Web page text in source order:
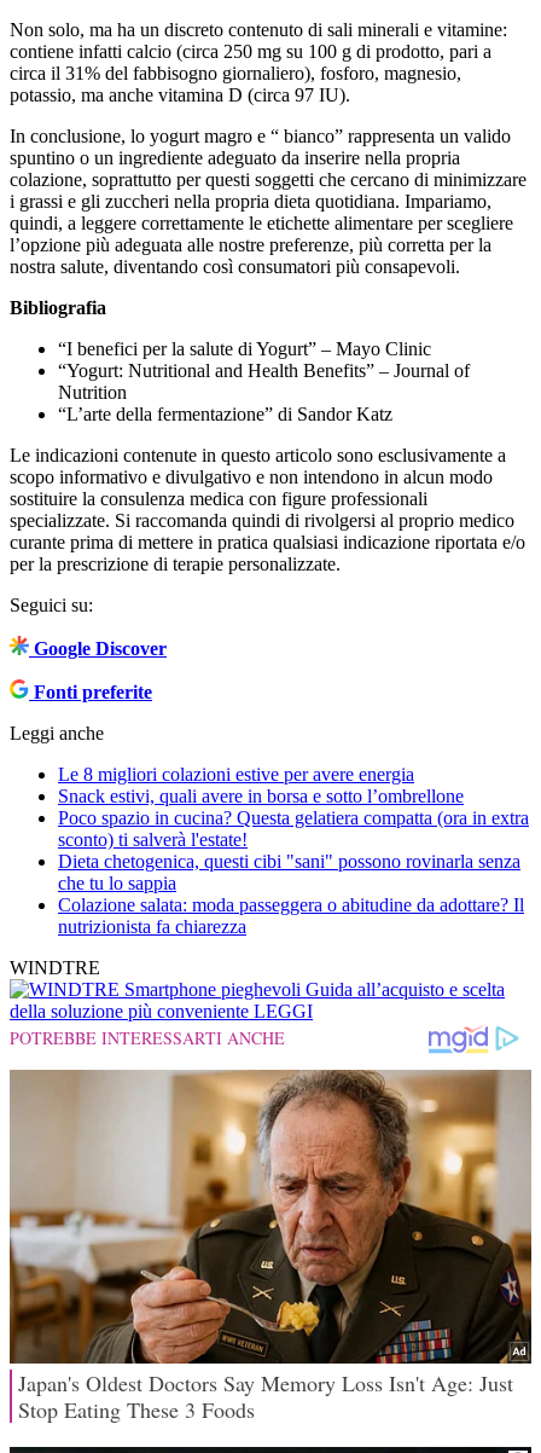
Non solo, ma ha un discreto contenuto di sali minerali e vitamine:
contiene infatti calcio (circa 250 mg su 100 g di prodotto, pari a
circa il 31% del fabbisogno giornaliero), fosforo, magnesio,
potassio, ma anche vitamina D (circa 97 IU).
In conclusione, lo yogurt magro e “ bianco” rappresenta un valido
spuntino o un ingrediente adeguato da inserire nella propria
colazione, soprattutto per questi soggetti che cercano di minimizzare
i grassi e gli zuccheri nella propria dieta quotidiana. Impariamo,
quindi, a leggere correttamente le etichette alimentare per scegliere
l’opzione più adeguata alle nostre preferenze, più corretta per la
nostra salute, diventando così consumatori più consapevoli.
Bibliografia
“I benefici per la salute di Yogurt” – Mayo Clinic
“Yogurt: Nutritional and Health Benefits” – Journal of
Nutrition
“L’arte della fermentazione” di Sandor Katz
Le indicazioni contenute in questo articolo sono esclusivamente a
scopo informativo e divulgativo e non intendono in alcun modo
sostituire la consulenza medica con figure professionali
specializzate. Si raccomanda quindi di rivolgersi al proprio medico
curante prima di mettere in pratica qualsiasi indicazione riportata e/o
per la prescrizione di terapie personalizzate.
Seguici su:
Google Discover
Fonti preferite
Leggi anche
Le 8 migliori colazioni estive per avere energia
Snack estivi, quali avere in borsa e sotto l’ombrellone
Poco spazio in cucina? Questa gelatiera compatta (ora in extra
sconto) ti salverà l'estate!
Dieta chetogenica, questi cibi "sani" possono rovinarla senza
che tu lo sappia
Colazione salata: moda passeggera o abitudine da adottare? Il
nutrizionista fa chiarezza
WINDTRE
Smartphone pieghevoli Guida all’acquisto e scelta
della soluzione più conveniente LEGGI